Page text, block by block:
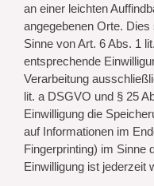
an einer leichten
angegebenen Orte.
Sinne von Art. 6 Abs. 1
entsprechende
Verarbeitung
lit. a DSGVO und § 25
Einwilligung die
auf Informationen im
Fingerprinting) im Sinne
Einwilligung ist jederzeit